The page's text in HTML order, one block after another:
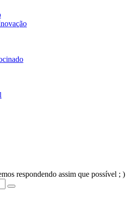
respondendo assim que possível ; )